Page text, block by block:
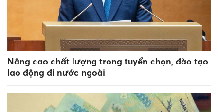
Nâng cao chất lượng trong tuyển chọn, đào tạo
lao động đi nước ngoài